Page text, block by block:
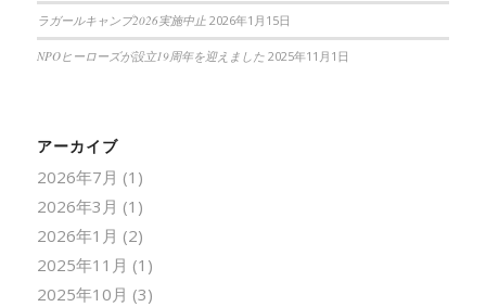
ラガールキャンプ2026実施中止 2026年1月15日
NPOヒーローズが設立19周年を迎えました 2025年11月1日
アーカイブ
2026年7月 (1)
2026年3月 (1)
2026年1月 (2)
2025年11月 (1)
2025年10月 (3)